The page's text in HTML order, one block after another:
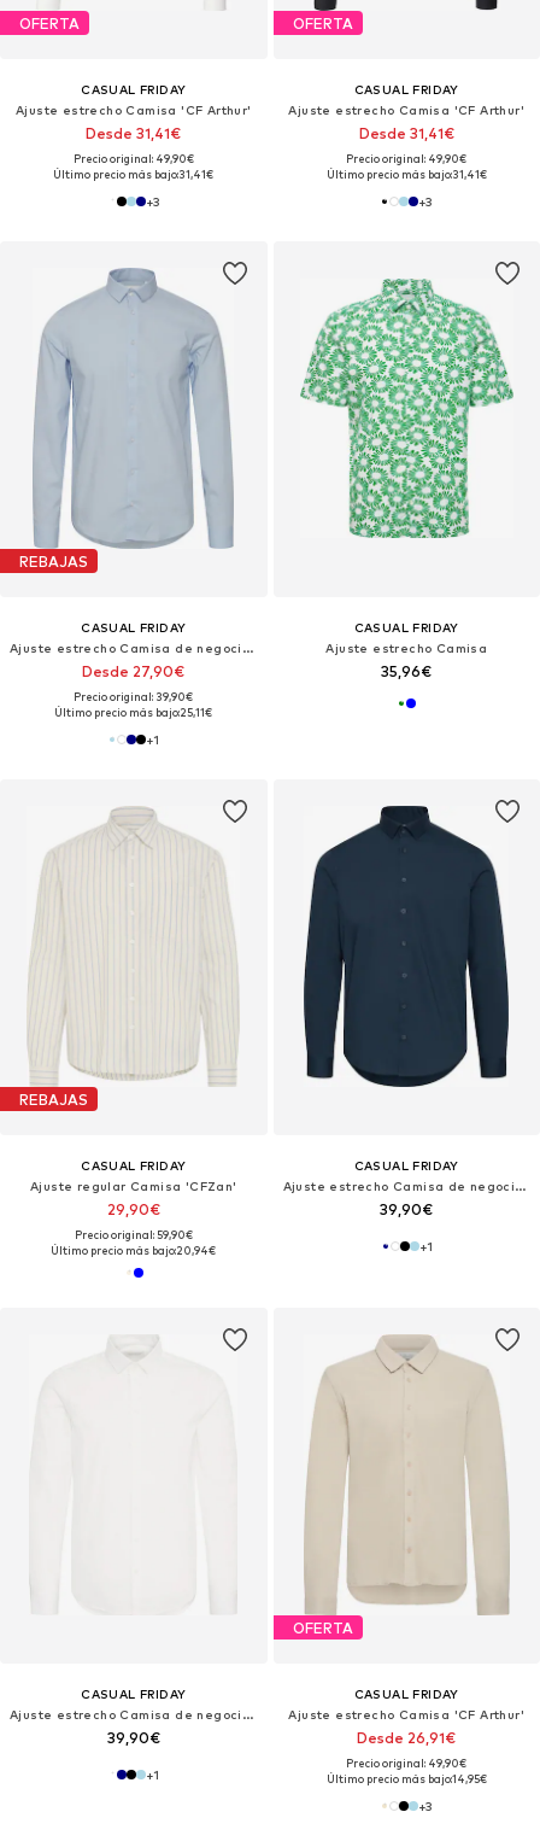
OFERTA
CASUAL FRIDAY
Ajuste estrecho Camisa 'CF Arthur'
Desde 31,41€
Precio original: 49,90€
Último precio más bajo:31,41€
+3
OFERTA
CASUAL FRIDAY
Ajuste estrecho Camisa 'CF Arthur'
Desde 31,41€
Precio original: 49,90€
Último precio más bajo:31,41€
+3
REBAJAS
CASUAL FRIDAY
Ajuste estrecho Camisa de negocios 'Palle'
Desde 27,90€
Precio original: 39,90€
Último precio más bajo:25,11€
+1
CASUAL FRIDAY
Ajuste estrecho Camisa
35,96€
REBAJAS
CASUAL FRIDAY
Ajuste regular Camisa 'CFZan'
29,90€
Precio original: 59,90€
Último precio más bajo:20,94€
CASUAL FRIDAY
Ajuste estrecho Camisa de negocios
39,90€
+1
CASUAL FRIDAY
Ajuste estrecho Camisa de negocios ' CFPalle '
39,90€
+1
OFERTA
CASUAL FRIDAY
Ajuste estrecho Camisa 'CF Arthur'
Desde 26,91€
Precio original: 49,90€
Último precio más bajo:14,95€
+3